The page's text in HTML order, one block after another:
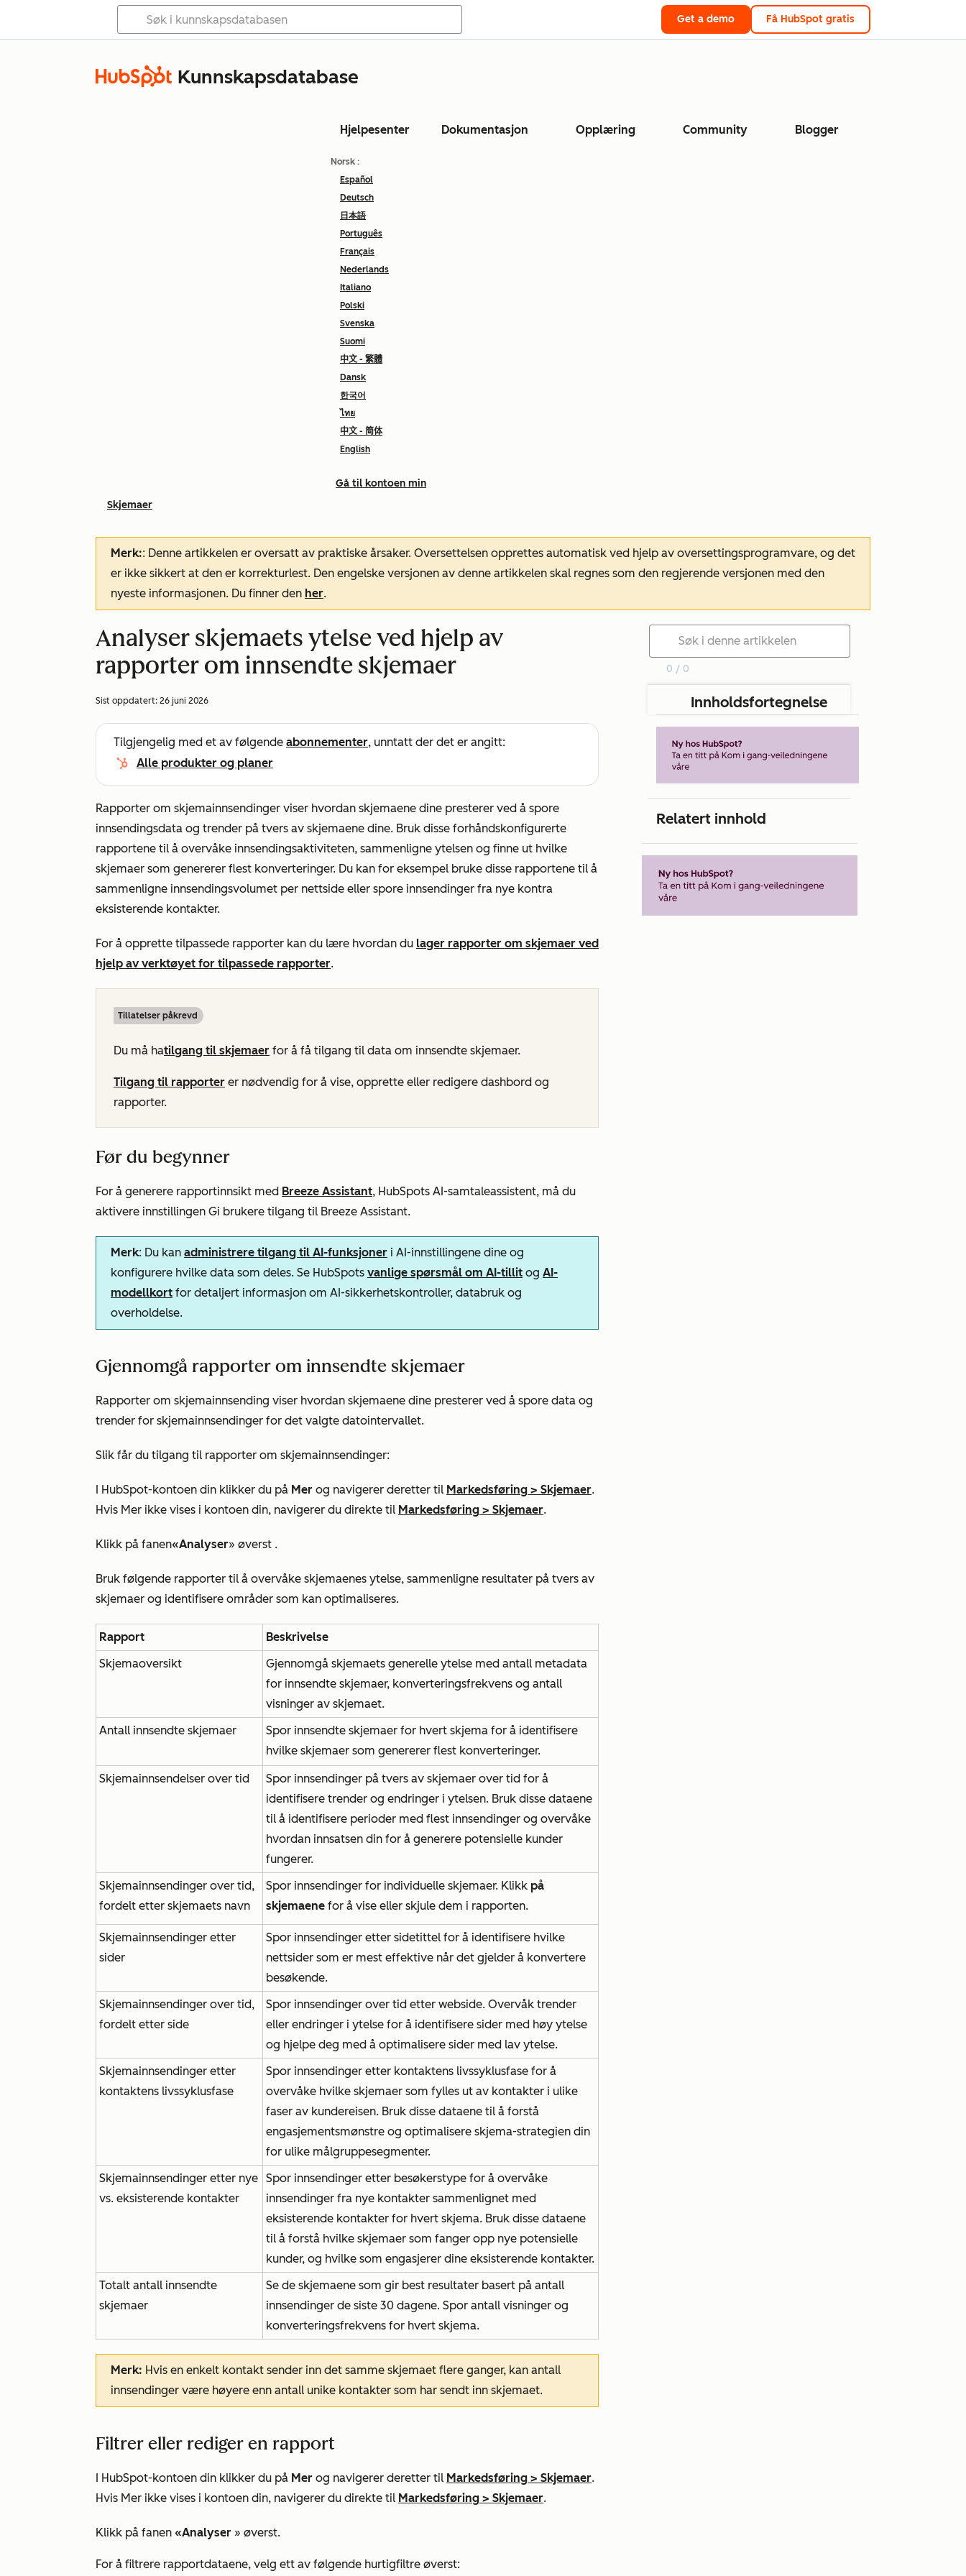
Get a demo Få HubSpot gratis
Kunnskapsdatabase
Hjelpesenter Dokumentasjon Opplæring Community Blogger
Norsk :
Español
Deutsch
日本語
Português
Français
Nederlands
Italiano
Polski
Svenska
Suomi
中文 - 繁體
Dansk
한국어
ไทย
中文 - 简体
English
Gå til kontoen min
Skjemaer
Merk:: Denne artikkelen er oversatt av praktiske årsaker. Oversettelsen opprettes automatisk ved hjelp av oversettingsprogramvare, og det
er ikke sikkert at den er korrekturlest. Den engelske versjonen av denne artikkelen skal regnes som den regjerende versjonen med den
nyeste informasjonen. Du finner den her.
Analyser skjemaets ytelse ved hjelp av
rapporter om innsendte skjemaer
Sist oppdatert: 26 juni 2026
Tilgjengelig med et av følgende abonnementer, unntatt der det er angitt:
Alle produkter og planer
Rapporter om skjemainnsendinger viser hvordan skjemaene dine presterer ved å spore
innsendingsdata og trender på tvers av skjemaene dine. Bruk disse forhåndskonfigurerte
rapportene til å overvåke innsendingsaktiviteten, sammenligne ytelsen og finne ut hvilke
skjemaer som genererer flest konverteringer. Du kan for eksempel bruke disse rapportene til å
sammenligne innsendingsvolumet per nettside eller spore innsendinger fra nye kontra
eksisterende kontakter.
For å opprette tilpassede rapporter kan du lære hvordan du lager rapporter om skjemaer ved
hjelp av verktøyet for tilpassede rapporter.
Tillatelser påkrevd
Du må hatilgang til skjemaer for å få tilgang til data om innsendte skjemaer.
Tilgang til rapporter er nødvendig for å vise, opprette eller redigere dashbord og
rapporter.
Før du begynner
For å generere rapportinnsikt med Breeze Assistant, HubSpots AI-samtaleassistent, må du
aktivere innstillingen Gi brukere tilgang til Breeze Assistant.
Merk: Du kan administrere tilgang til AI-funksjoner i AI-innstillingene dine og
konfigurere hvilke data som deles. Se HubSpots vanlige spørsmål om AI-tillit og AI-
modellkort for detaljert informasjon om AI-sikkerhetskontroller, databruk og
overholdelse.
Gjennomgå rapporter om innsendte skjemaer
Rapporter om skjemainnsending viser hvordan skjemaene dine presterer ved å spore data og
trender for skjemainnsendinger for det valgte datointervallet.
Slik får du tilgang til rapporter om skjemainnsendinger:
I HubSpot-kontoen din klikker du på Mer og navigerer deretter til Markedsføring > Skjemaer.
Hvis Mer ikke vises i kontoen din, navigerer du direkte til Markedsføring > Skjemaer.
Klikk på fanen«Analyser» øverst .
Bruk følgende rapporter til å overvåke skjemaenes ytelse, sammenligne resultater på tvers av
skjemaer og identifisere områder som kan optimaliseres.
Rapport
Beskrivelse
Skjemaoversikt
Gjennomgå skjemaets generelle ytelse med antall metadata
for innsendte skjemaer, konverteringsfrekvens og antall
visninger av skjemaet.
Antall innsendte skjemaer
Spor innsendte skjemaer for hvert skjema for å identifisere
hvilke skjemaer som genererer flest konverteringer.
Skjemainnsendelser over tid
Spor innsendinger på tvers av skjemaer over tid for å
identifisere trender og endringer i ytelsen. Bruk disse dataene
til å identifisere perioder med flest innsendinger og overvåke
hvordan innsatsen din for å generere potensielle kunder
fungerer.
Skjemainnsendinger over tid,
fordelt etter skjemaets navn
Spor innsendinger for individuelle skjemaer. Klikk på
skjemaene for å vise eller skjule dem i rapporten.
Skjemainnsendinger etter
sider
Spor innsendinger etter sidetittel for å identifisere hvilke
nettsider som er mest effektive når det gjelder å konvertere
besøkende.
Skjemainnsendinger over tid,
fordelt etter side
Spor innsendinger over tid etter webside. Overvåk trender
eller endringer i ytelse for å identifisere sider med høy ytelse
og hjelpe deg med å optimalisere sider med lav ytelse.
Skjemainnsendinger etter
kontaktens livssyklusfase
Spor innsendinger etter kontaktens livssyklusfase for å
overvåke hvilke skjemaer som fylles ut av kontakter i ulike
faser av kundereisen. Bruk disse dataene til å forstå
engasjementsmønstre og optimalisere skjema-strategien din
for ulike målgruppesegmenter.
Skjemainnsendinger etter nye
vs. eksisterende kontakter
Spor innsendinger etter besøkerstype for å overvåke
innsendinger fra nye kontakter sammenlignet med
eksisterende kontakter for hvert skjema. Bruk disse dataene
til å forstå hvilke skjemaer som fanger opp nye potensielle
kunder, og hvilke som engasjerer dine eksisterende kontakter.
Totalt antall innsendte
skjemaer
Se de skjemaene som gir best resultater basert på antall
innsendinger de siste 30 dagene. Spor antall visninger og
konverteringsfrekvens for hvert skjema.
Merk: Hvis en enkelt kontakt sender inn det samme skjemaet flere ganger, kan antall
innsendinger være høyere enn antall unike kontakter som har sendt inn skjemaet.
Filtrer eller rediger en rapport
I HubSpot-kontoen din klikker du på Mer og navigerer deretter til Markedsføring > Skjemaer.
Hvis Mer ikke vises i kontoen din, navigerer du direkte til Markedsføring > Skjemaer.
Klikk på fanen «Analyser » øverst.
For å filtrere rapportdataene, velg ett av følgende hurtigfiltre øverst:
0 / 0
Innholdsfortegnelse
Relatert innhold